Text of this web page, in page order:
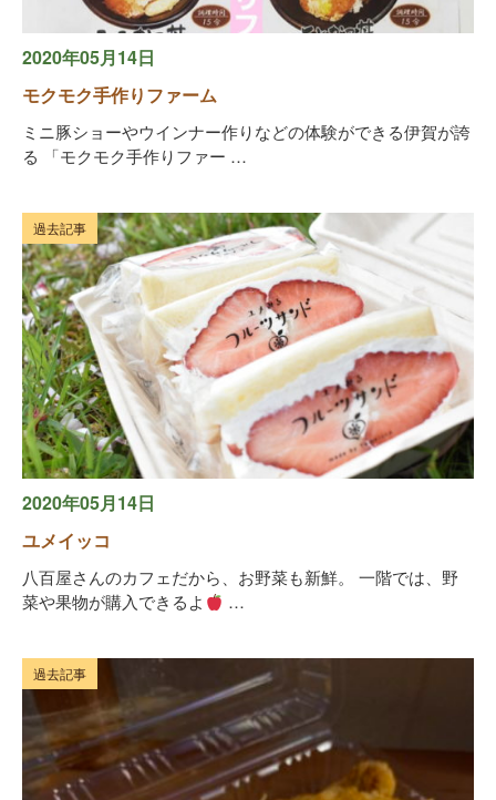
2020年05月14日
モクモク手作りファーム
ミニ豚ショーやウインナー作りなどの体験ができる伊賀が誇
る 「モクモク手作りファー …
過去記事
2020年05月14日
ユメイッコ
八百屋さんのカフェだから、お野菜も新鮮。 一階では、野
菜や果物が購入できるよ
…
過去記事